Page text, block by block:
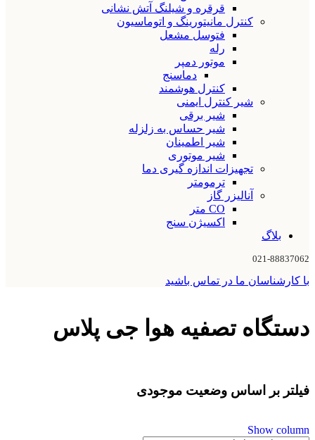
قرقره و شیلنگ آتش نشانی
کنترل مانیتورینگ و اتوماسیون
فتوسل مشعل
رله
موتور دمپر
دماسنج
کنترل هوشمند
شیر کنترل ایمنی
شیر برقی
شیر حساس به زلزله
شیر اطمینان
شیر موتوری
تجهیزات اندازه گیری دما
ترمومتر
آنالیزر گاز
CO متر
اکسیژن سنج
بلاگ
021-88837062
با کارشناسان ما در تماس باشید
دستگاه تصفیه هوا جی پلاس
فیلتر بر اساس وضعیت موجودی
Show column